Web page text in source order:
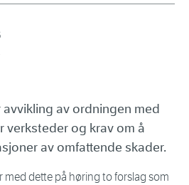
av ordningen med
verksteder og krav om å
av omfattende skader.
med dette på høring to forslag som